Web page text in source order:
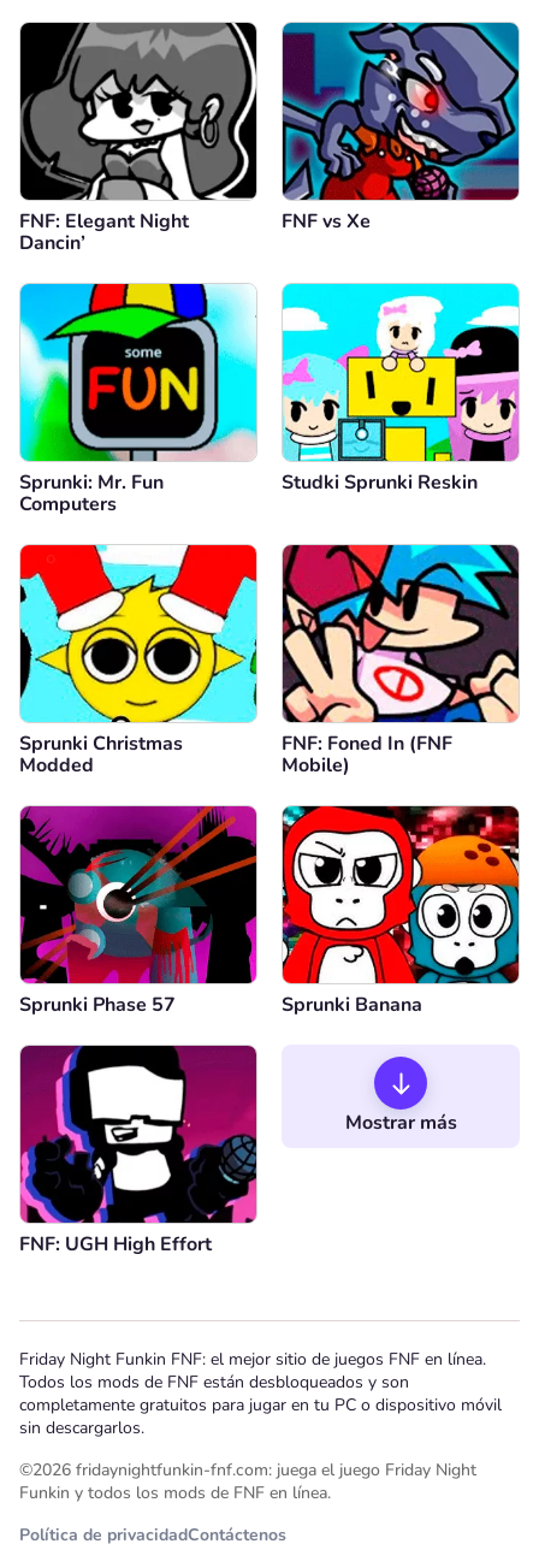
FNF: Elegant Night
Dancin’
FNF vs Xе
Sprunki: Mr. Fun
Computers
Studki Sprunki Reskin
Sprunki Christmas
Modded
FNF: Foned In (FNF
Mobile)
Sprunki Phase 57 Sprunki Banana
FNF: UGH High Effort
Mostrar más
Friday Night Funkin FNF: el mejor sitio de juegos FNF en línea.
Todos los mods de FNF están desbloqueados y son
completamente gratuitos para jugar en tu PC o dispositivo móvil
sin descargarlos.
©2026 fridaynightfunkin-fnf.com: juega el juego Friday Night
Funkin y todos los mods de FNF en línea.
Política de privacidadContáctenos